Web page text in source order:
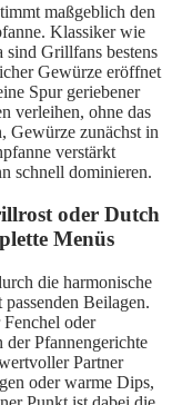
maßgeblich den
Klassiker wie
sind Grillfans bestens
Gewürze eröffnet
Spur geriebener
verleihen, ohne das
Gewürze zunächst in
verstärkt
schnell dominieren.
oder Dutch
Menüs
die harmonische
Beilagen.
oder
Pfannengerichte
Partner
oder warme Dips,